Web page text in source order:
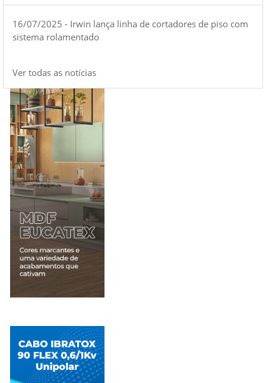
16/07/2025 - Irwin lança linha de cortadores de piso com
sistema rolamentado
Ver todas as notícias